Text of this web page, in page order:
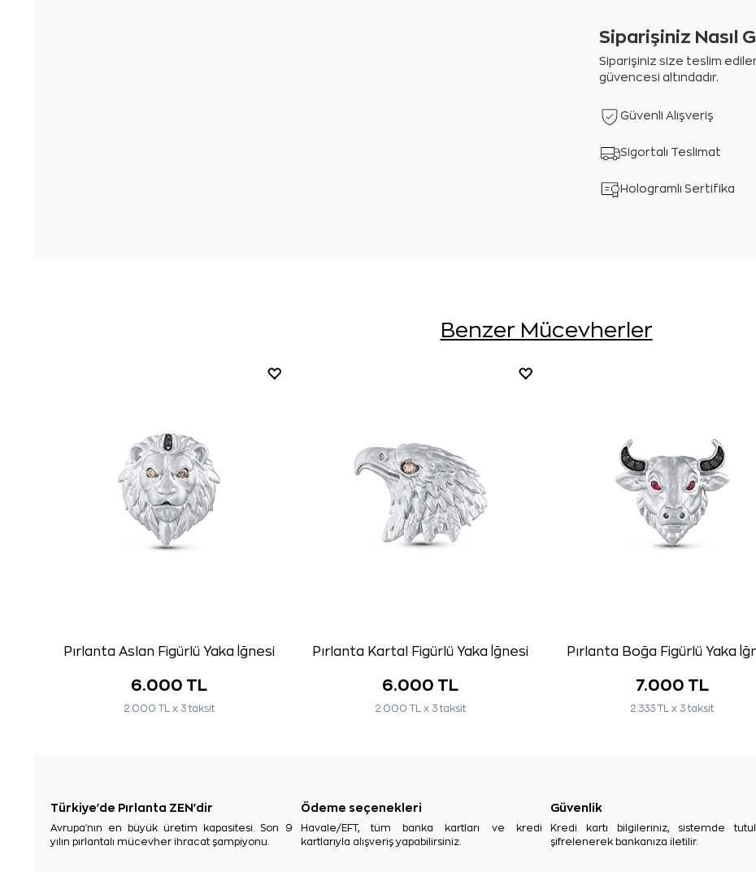
Siparişiniz Nasıl
Siparişiniz size teslim
güvencesi altındadır.
Güvenli Alışveriş
Sigortalı Teslimat
Hologramlı Sertifika
Benzer Mücevherler
Pırlanta Aslan Figürlü Yaka İğnesi
6.000 TL
2.000 TL x 3 taksit
Pırlanta Kartal Figürlü Yaka İğnesi
6.000 TL
2.000 TL x 3 taksit
Pırlanta Boğa Figürlü Yaka
7.000 TL
2.333 TL x 3 taksit
Türkiye'de Pırlanta ZEN'dir
Avrupa'nın en büyük üretim kapasitesi. Son 9
yılın pırlantalı mücevher ihracat şampiyonu.
Ödeme seçenekleri
Havale/EFT, tüm banka kartları ve kredi
kartlarıyla alışveriş yapabilirsiniz.
Güvenlik
Kredi kartı bilgileriniz, sistemde
şifrelenerek bankanıza iletilir.